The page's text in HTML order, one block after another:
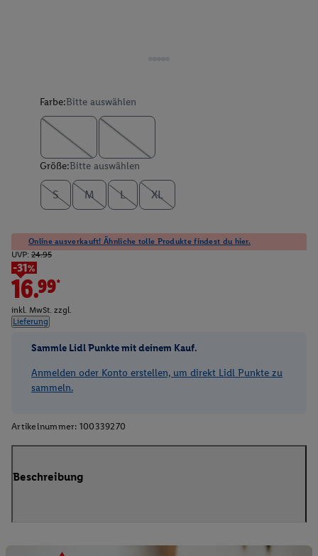
Farbe:Bitte auswählen
Größe:Bitte auswählen
S M L XL
Online ausverkauft! Ähnliche tolle Produkte findest du hier.
UVP: 24.95
-31%
16.99*
inkl. MwSt. zzgl.
Lieferung
Sammle Lidl Punkte mit deinem Kauf.
Anmelden oder Konto erstellen, um direkt Lidl Punkte zu
sammeln.
Artikelnummer: 100339270
Beschreibung